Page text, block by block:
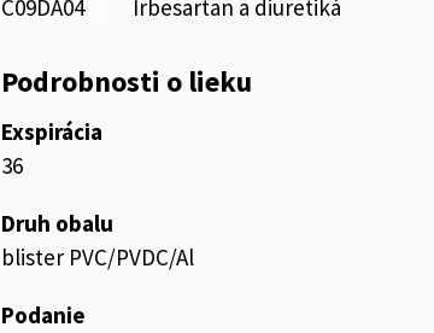
C09DA04
Irbesartan a diuretiká
Podrobnosti o lieku
Exspirácia
36
Druh obalu
blister PVC/PVDC/Al
Podanie